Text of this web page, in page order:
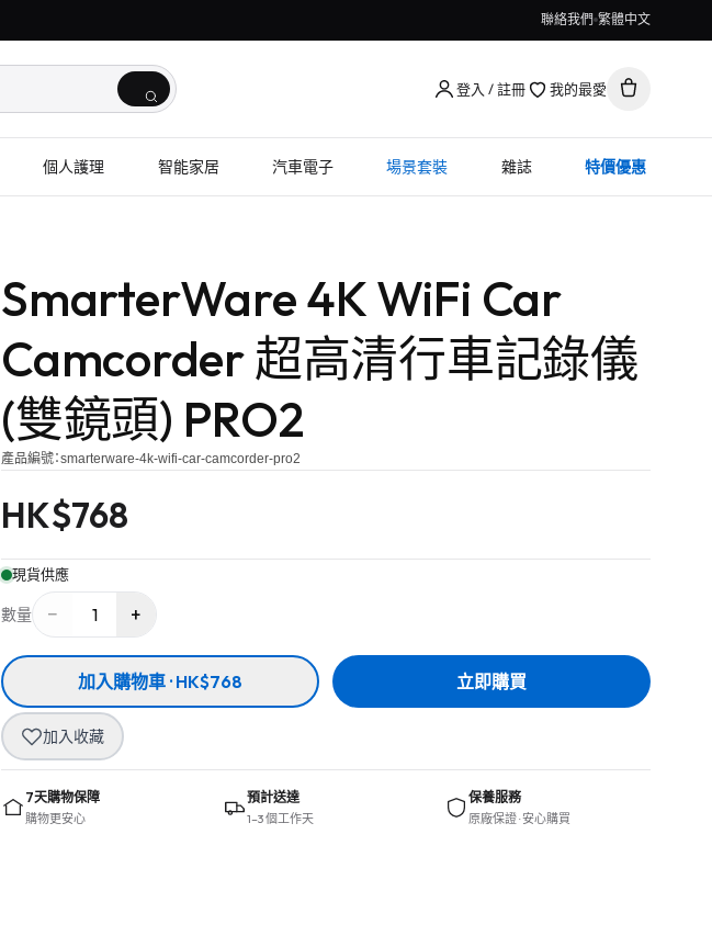
聯絡我們 繁體中文
登入 / 註冊 我的最愛
個人護理 智能家居 汽車電子 場景套裝 雜誌 特價優惠
SmarterWare 4K WiFi Car
Camcorder 超高清行車記錄儀
(雙鏡頭) PRO2
產品編號：smarterware-4k-wifi-car-camcorder-pro2
HK$768
現貨供應
數量 − 1 +
加入購物車 · HK$768 立即購買
加入收藏
7天購物保障
購物更安心
預計送達
1–3 個工作天
保養服務
原廠保證 · 安心購買